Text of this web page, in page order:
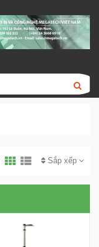
Sắp xếp